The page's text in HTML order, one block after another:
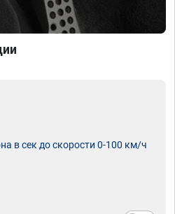
в сек до скорости 0-100 км/ч